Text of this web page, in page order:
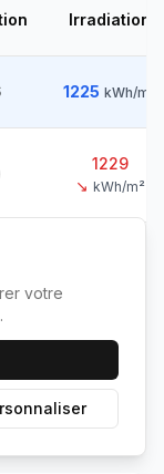
Irradiation
1225 kWh/m²
1229
↘ kWh/m²
1236
kWh/m²
votre